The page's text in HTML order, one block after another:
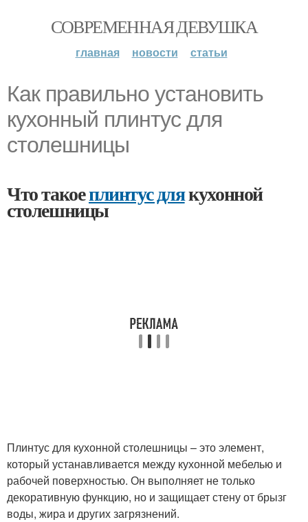
СОВРЕМЕННАЯ ДЕВУШКА
главная новости статьи
Как правильно установить
кухонный плинтус для
столешницы
Что такоеплинтус длякухонной
столешницы
Плинтус для кухонной столешницы – это элемент,
который устанавливается между кухонной мебелью и
рабочей поверхностью. Он выполняет не только
декоративную функцию, но и защищает стену от брызг
воды, жира и других загрязнений.